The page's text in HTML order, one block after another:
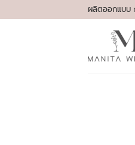
to
ผลิตออกแบบ